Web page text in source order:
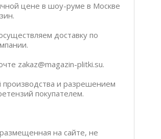
цене в шоу-руме в Москве
доставку по
zakaz@magazin-plitki.su.
производства и разрешением
покупателем.
на сайте, не